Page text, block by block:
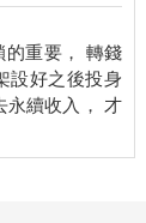
育，都應該知
未來的收入提
出的代價竟是
困難、現金卡
的重要， 轉錢
設好之後投身
永續收入， 才